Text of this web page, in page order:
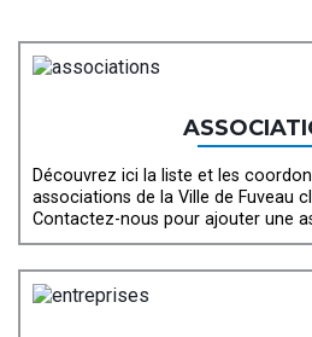
Découvrez ici la liste et les
associations de la Ville de Fuveau
Contactez-nous pour ajouter une